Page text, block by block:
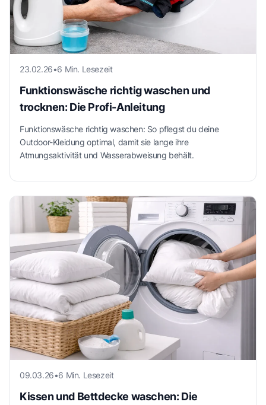
23.02.26•6 Min. Lesezeit
Funktionswäsche richtig waschen und
trocknen: Die Profi-Anleitung
Funktionswäsche richtig waschen: So pflegst du deine
Outdoor-Kleidung optimal, damit sie lange ihre
Atmungsaktivität und Wasserabweisung behält.
09.03.26•6 Min. Lesezeit
Kissen und Bettdecke waschen: Die